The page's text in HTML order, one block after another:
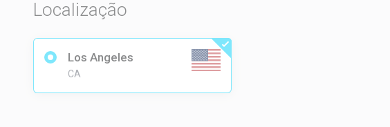
Localização
Los Angeles
CA